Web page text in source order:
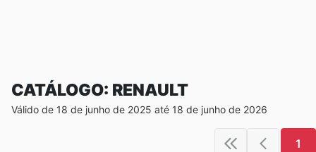
CATÁLOGO: RENAULT
Válido de 18 de junho de 2025 até 18 de junho de 2026
1